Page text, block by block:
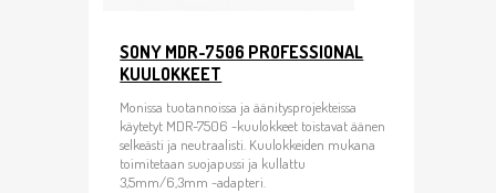
SONY MDR-7506 PROFESSIONAL
KUULOKKEET
Monissa tuotannoissa ja äänitysprojekteissa
käytetyt MDR-7506 -kuulokkeet toistavat äänen
selkeästi ja neutraalisti. Kuulokkeiden mukana
toimitetaan suojapussi ja kullattu
3,5mm/6,3mm -adapteri.